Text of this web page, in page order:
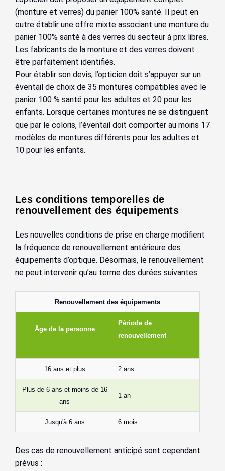
(monture et verres) du panier 100% santé. Il peut en
outre établir une offre mixte associant une monture du
panier 100% santé à des verres du secteur à prix libres.
Les fabricants de la monture et des verres doivent
être parfaitement identifiés.
Pour établir son devis, l’opticien doit s’appuyer sur un
éventail de choix de 35 montures compatibles avec le
panier 100 % santé pour les adultes et 20 pour les
enfants. Lorsque certaines montures ne se distinguent
que par le coloris, l’éventail doit comporter au moins 17
modèles de montures différents pour les adultes et
10 pour les enfants.
Les conditions temporelles de
renouvellement des équipements
Les nouvelles conditions de prise en charge modifient
la fréquence de renouvellement antérieure des
équipements d’optique. Désormais, le renouvellement
ne peut intervenir qu’au terme des durées suivantes :
Renouvellement des équipements
Âge de la personne
Période de
renouvellement
16 ans et plus 2 ans
Plus de 6 ans et moins de 16
ans
1 an
Jusqu'à 6 ans 6 mois
Des cas de renouvellement anticipé sont cependant
prévus :